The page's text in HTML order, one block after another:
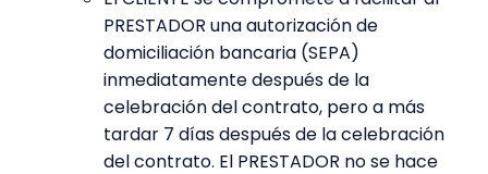
PRESTADOR una autorización de
domiciliación bancaria (SEPA)
inmediatamente después de la
celebración del contrato, pero a más
tardar 7 días después de la celebración
del contrato. El PRESTADOR no se hace